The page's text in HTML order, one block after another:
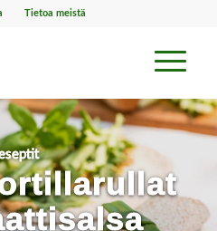
Tietoa meistä